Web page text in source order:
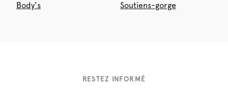
Body's Soutiens-gorge
RESTEZ INFORMÉ